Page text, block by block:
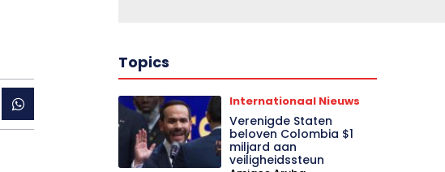
Topics
Internationaal Nieuws
Verenigde Staten
beloven Colombia $1
miljard aan
veiligheidssteun